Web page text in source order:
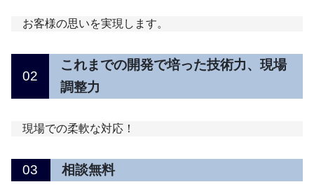
お客様の思いを実現します。
02
これまでの開発で培った技術力、現場
調整力
現場での柔軟な対応！
03 相談無料